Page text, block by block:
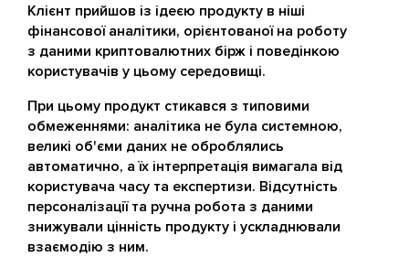
Клієнт прийшов із ідеєю продукту в ніші
фінансової аналітики, орієнтованої на роботу
з даними криптовалютних бірж і поведінкою
користувачів у цьому середовищі.
При цьому продукт стикався з типовими
обмеженнями: аналітика не була системною,
великі об'єми даних не оброблялись
автоматично, а їх інтерпретація вимагала від
користувача часу та експертизи. Відсутність
персоналізації та ручна робота з даними
знижували цінність продукту і ускладнювали
взаємодію з ним.